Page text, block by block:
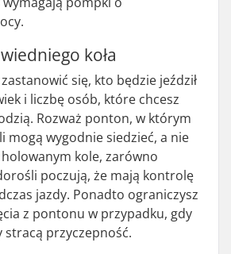
koła
się, kto będzie jeździł
i liczbę osób, które chcesz
Rozważ ponton, w którym
mogą wygodnie siedzieć, a nie
holowanym kole, zarówno
poczują, że mają kontrolę
jazdy. Ponadto ograniczysz
z pontonu w przypadku, gdy
stracą przyczepność.